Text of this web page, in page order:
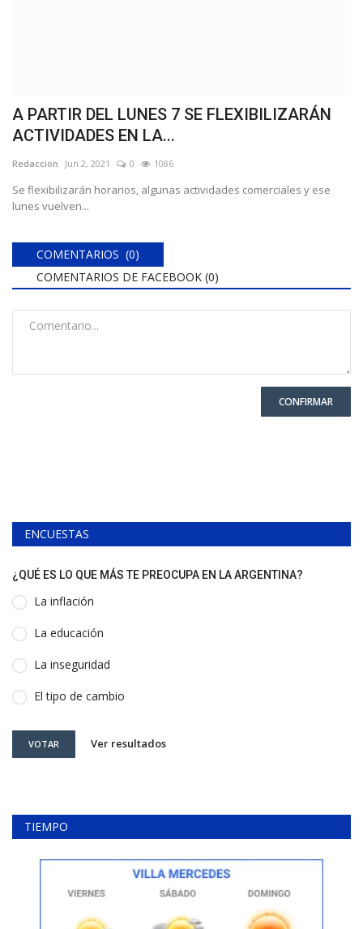
A PARTIR DEL LUNES 7 SE FLEXIBILIZARÁN
ACTIVIDADES EN LA...
Redaccion Jun 2, 2021 0 1086
Se flexibilizarán horarios, algunas actividades comerciales y ese
lunes vuelven...
COMENTARIOS (0)
COMENTARIOS DE FACEBOOK (0)
CONFIRMAR
ENCUESTAS
¿QUÉ ES LO QUE MÁS TE PREOCUPA EN LA ARGENTINA?
La inflación
La educación
La inseguridad
El tipo de cambio
VOTAR Ver resultados
TIEMPO